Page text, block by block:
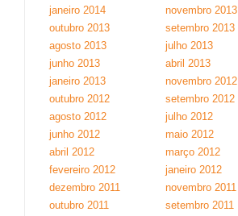
janeiro 2014
novembro 2013
outubro 2013
setembro 2013
agosto 2013
julho 2013
junho 2013
abril 2013
janeiro 2013
novembro 2012
outubro 2012
setembro 2012
agosto 2012
julho 2012
junho 2012
maio 2012
abril 2012
março 2012
fevereiro 2012
janeiro 2012
dezembro 2011
novembro 2011
outubro 2011
setembro 2011